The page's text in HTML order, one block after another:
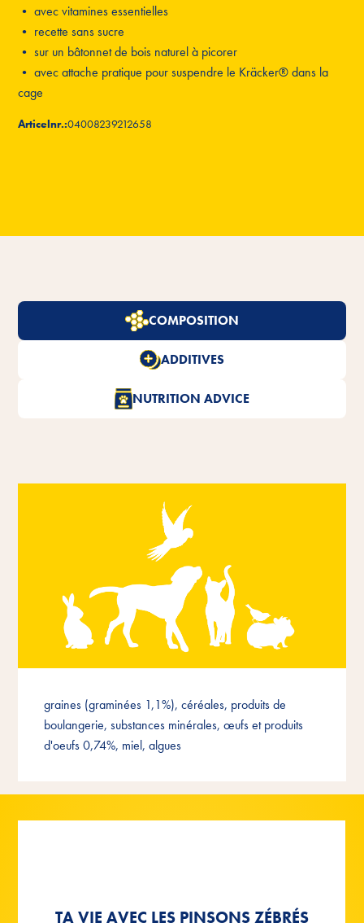
• avec vitamines essentielles
• recette sans sucre
• sur un bâtonnet de bois naturel à picorer
• avec attache pratique pour suspendre le Kräcker® dans la
cage
Articelnr.:04008239212658
COMPOSITION
ADDITIVES
NUTRITION ADVICE
graines (graminées 1,1%), céréales, produits de
boulangerie, substances minérales, œufs et produits
d'oeufs 0,74%, miel, algues
LE BONHEUR DES OISEAUX EN
TA VIE AVEC LES PINSONS ZÉBRÉS
LE BONHEUR DES OISEAUX EN